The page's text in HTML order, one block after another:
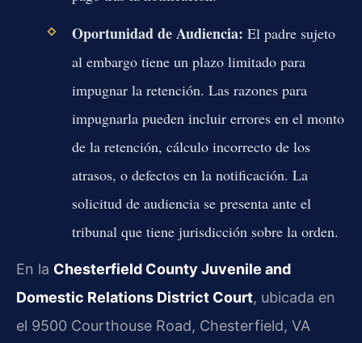
Oportunidad de Audiencia: El padre sujeto
al embargo tiene un plazo limitado para
impugnar la retención. Las razones para
impugnarla pueden incluir errores en el monto
de la retención, cálculo incorrecto de los
atrasos, o defectos en la notificación. La
solicitud de audiencia se presenta ante el
tribunal que tiene jurisdicción sobre la orden.
En la Chesterfield County Juvenile and
Domestic Relations District Court, ubicada en
el 9500 Courthouse Road, Chesterfield, VA